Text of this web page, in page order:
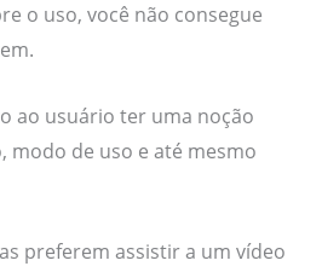
o uso, você não consegue
ao usuário ter uma noção
modo de uso e até mesmo
preferem assistir a um vídeo